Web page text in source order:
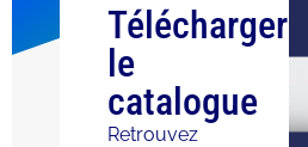
Télécharger
le
catalogue
Retrouvez